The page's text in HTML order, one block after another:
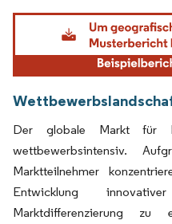
Bild © Mordor Intelligence.
Der globale Markt für
wettbewerbsintensiv.
Marktteilnehmer
Entwicklung
Marktdifferenzierung zu